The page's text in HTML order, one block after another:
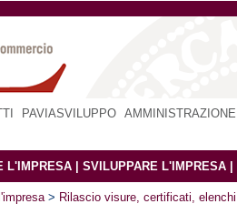
PAVIASVILUPPO
L'IMPRESA SVILUPPARE L'IMPRESA
> Rilascio visure, certificati,